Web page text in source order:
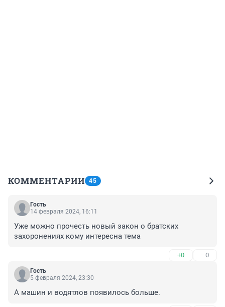
КОММЕНТАРИИ 45
Гость
14 февраля 2024, 16:11
Уже можно прочесть новый закон о братских
захоронениях кому интересна тема
+0 –0
Гость
5 февраля 2024, 23:30
А машин и водятлов появилось больше.